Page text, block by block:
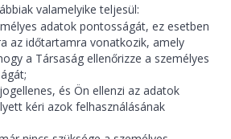
valamelyike teljesül:
adatok pontosságát, ez esetben
az időtartamra vonatkozik, amely
a Társaság ellenőrizze a személyes
és Ön ellenzi az adatok
kéri azok felhasználásának